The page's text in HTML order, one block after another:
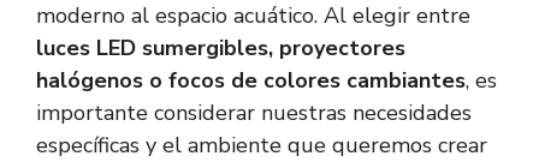
moderno al espacio acuático. Al elegir entre
luces LED sumergibles, proyectores
halógenos o focos de colores cambiantes, es
importante considerar nuestras necesidades
específicas y el ambiente que queremos crear